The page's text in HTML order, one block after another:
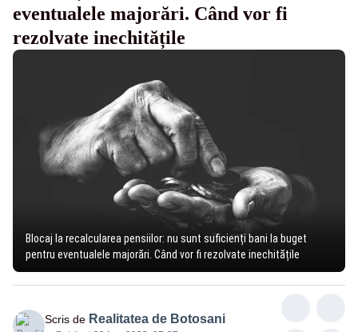
eventualele majorări. Când vor fi
rezolvate inechitățile
Blocaj la recalcularea pensiilor: nu sunt suficienți bani la buget
pentru eventualele majorări. Când vor fi rezolvate inechitățile
Scris de Realitatea de Botosani